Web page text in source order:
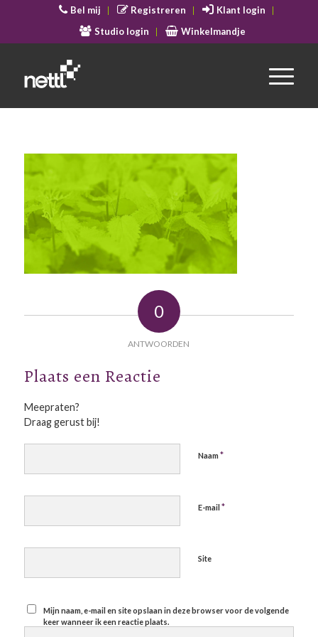
Bel mij Registreren
Klant login
Studio login
Winkelmandje
0
ANTWOORDEN
Plaats een Reactie
Meepraten?
Draag gerust bij!
Naam *
E-mail *
Site
Mijn naam, e-mail en site opslaan in deze browser voor de volgende
keer wanneer ik een reactie plaats.